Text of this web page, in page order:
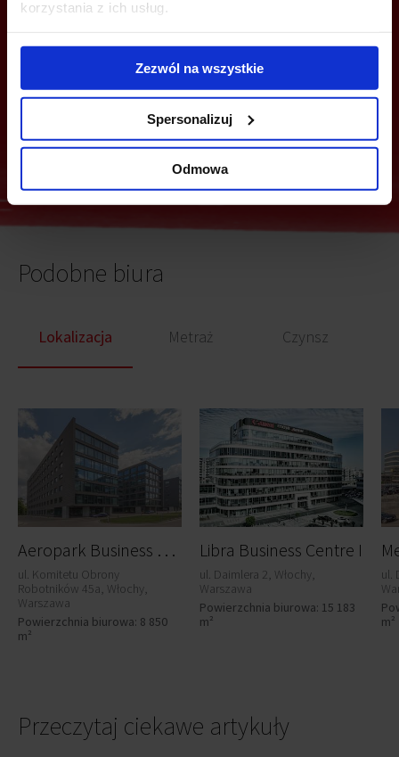
korzystania z ich usług.
Zezwól na wszystkie
Spersonalizuj
Odmowa
Wyślij
Podobne biura
Lokalizacja Metraż Czynsz
A
eropark Business Centre - Nothus
ul. Komitetu Obrony
Robotników 45a, Włochy,
Warszawa
Powierzchnia biurowa: 8 850
m²
Libra Business Centre I
ul. Daimlera 2, Włochy,
Warszawa
Powierzchnia biurowa: 15 183
m²
ul.
m²
Przeczytaj ciekawe artykuły